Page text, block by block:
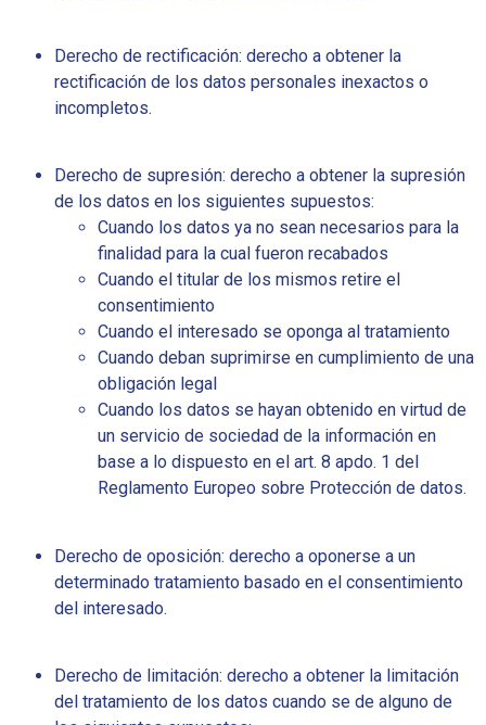
Derecho de rectificación: derecho a obtener la
rectificación de los datos personales inexactos o
incompletos.
Derecho de supresión: derecho a obtener la supresión
de los datos en los siguientes supuestos:
Cuando los datos ya no sean necesarios para la
finalidad para la cual fueron recabados
Cuando el titular de los mismos retire el
consentimiento
Cuando el interesado se oponga al tratamiento
Cuando deban suprimirse en cumplimiento de una
obligación legal
Cuando los datos se hayan obtenido en virtud de
un servicio de sociedad de la información en
base a lo dispuesto en el art. 8 apdo. 1 del
Reglamento Europeo sobre Protección de datos.
Derecho de oposición: derecho a oponerse a un
determinado tratamiento basado en el consentimiento
del interesado.
Derecho de limitación: derecho a obtener la limitación
del tratamiento de los datos cuando se de alguno de